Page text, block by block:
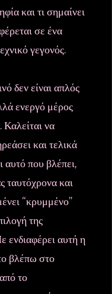
και τι σημαίνει
σε ένα
γεγονός.
δεν είναι απλός
ενεργό μέρος
Καλείται να
και τελικά
αυτό που βλέπει,
ταυτόχρονα και
“κρυμμένο”
της
ενδιαφέρει αυτή η
βλέπω στο
το